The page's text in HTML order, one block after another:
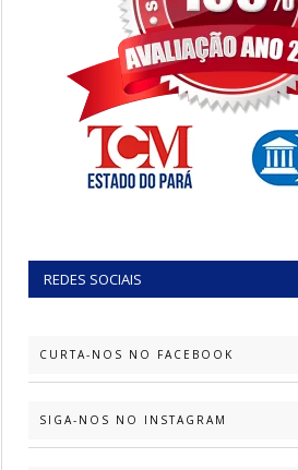
REDES SOCIAIS
CURTA-NOS NO FACEBOOK
SIGA-NOS NO INSTAGRAM